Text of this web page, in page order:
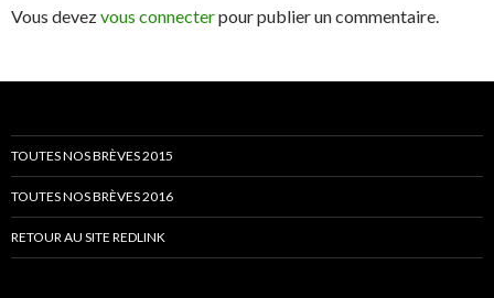
Vous devezvous connecterpour publier un commentaire.
TOUTES NOS BRÈVES 2015
TOUTES NOS BRÈVES 2016
RETOUR AU SITE REDLINK